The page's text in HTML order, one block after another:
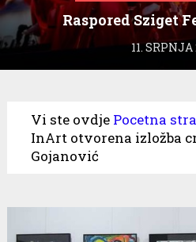
Raspored Sziget
11. SRPNJA
Vi ste ovdje Pocetna
InArt otvorena izložba
Gojanović